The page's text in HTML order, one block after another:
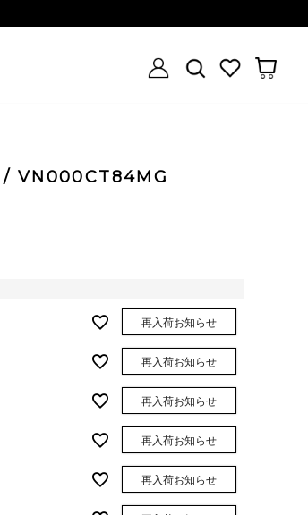
/ VN000CT84MG
再入荷お知らせ
再入荷お知らせ
再入荷お知らせ
再入荷お知らせ
再入荷お知らせ